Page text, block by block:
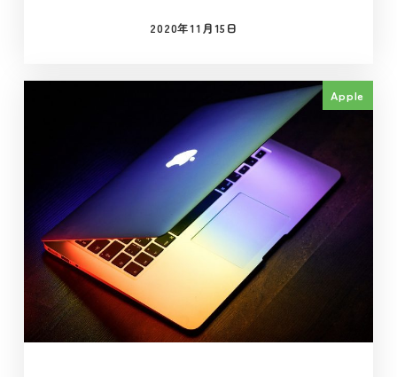
投稿日
2020年11月15日
Apple